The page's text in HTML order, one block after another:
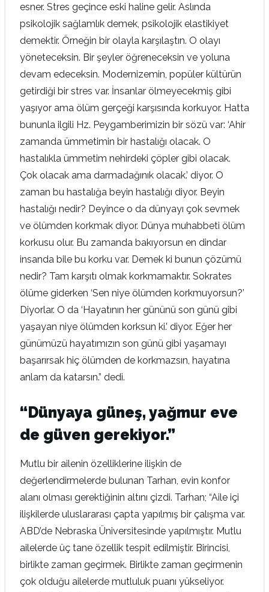
esner. Stres geçince eski haline gelir. Aslında
psikolojik sağlamlık demek, psikolojik elastikiyet
demektir. Örneğin bir olayla karşılaştın. O olayı
yöneteceksin. Bir şeyler öğreneceksin ve yoluna
devam edeceksin. Modernizemin, popüler kültürün
getirdiği bir stres var. İnsanlar ölmeyecekmiş gibi
yaşıyor ama ölüm gerçeği karşısında korkuyor. Hatta
bununla ilgili Hz. Peygamberimizin bir sözü var: ‘Ahir
zamanda ümmetimin bir hastalığı olacak. O
hastalıkla ümmetim nehirdeki çöpler gibi olacak.
Çok olacak ama darmadağınık olacak.’ diyor. O
zaman bu hastalığa beyin hastalığı diyor. Beyin
hastalığı nedir? Deyince o da dünyayı çok sevmek
ve ölümden korkmak diyor. Dünya muhabbeti ölüm
korkusu olur. Bu zamanda bakıyorsun en dindar
insanda bile bu korku var. Demek ki bunun çözümü
nedir? Tam karşıtı olmak korkmamaktır. Sokrates
ölüme giderken ‘Sen niye ölümden korkmuyorsun?’
Diyorlar. O da ‘Hayatının her gününü son günü gibi
yaşayan niye ölümden korksun ki.’ diyor. Eğer her
günümüzü hayatımızın son günü gibi yaşamayı
başarırsak hiç ölümden de korkmazsın, hayatına
anlam da katarsın.” dedi.
“Dünyaya güneş, yağmur eve
de güven gerekiyor.”
Mutlu bir ailenin özelliklerine ilişkin de
değerlendirmelerde bulunan Tarhan, evin konfor
alanı olması gerektiğinin altını çizdi. Tarhan; “Aile içi
ilişkilerde uluslararası çapta yapılmış bir çalışma var.
ABD’de Nebraska Üniversitesinde yapılmıştır. Mutlu
ailelerde üç tane özellik tespit edilmiştir. Birincisi,
birlikte zaman geçirmek. Birlikte zaman geçirmenin
çok olduğu ailelerde mutluluk puanı yükseliyor.